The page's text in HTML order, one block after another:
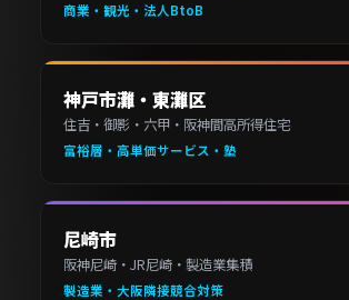
商業・観光・法人BtoB
神戸市灘・東灘区
住吉・御影・六甲・阪神間高所得住宅
富裕層・高単価サービス・塾
尼崎市
阪神尼崎・JR尼崎・製造業集積
製造業・大阪隣接競合対策